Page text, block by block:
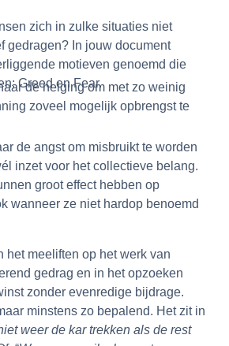
zich in zulke situaties niet
gedragen? In jouw document
motieven genoemd die
Greed en Fear.
de neiging om met zo weinig
zoveel mogelijk opbrengst te
de angst om misbruikt te worden
inzet voor het collectieve belang.
groot effect hebben op
wanneer ze niet hardop benoemd
het meeliften op het werk van
gedrag en in het opzoeken
zonder evenredige bijdrage.
minstens zo bepalend. Het zit in
weer de kar trekken als de rest